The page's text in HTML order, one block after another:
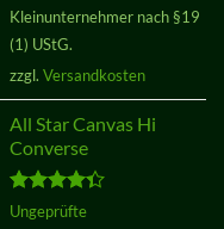
Kleinunternehmer nach §19
(1) UStG.
zzgl. Versandkosten
All Star Canvas Hi
Converse
Bewertet
Ungeprüfte